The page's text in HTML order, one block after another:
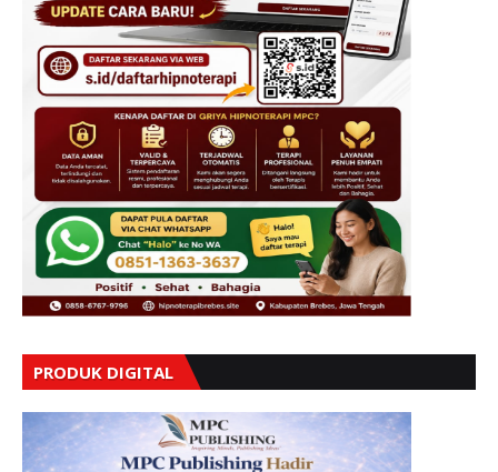
PRODUK DIGITAL